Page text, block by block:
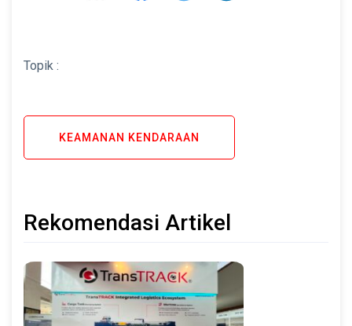
Topik :
KEAMANAN KENDARAAN
Rekomendasi Artikel